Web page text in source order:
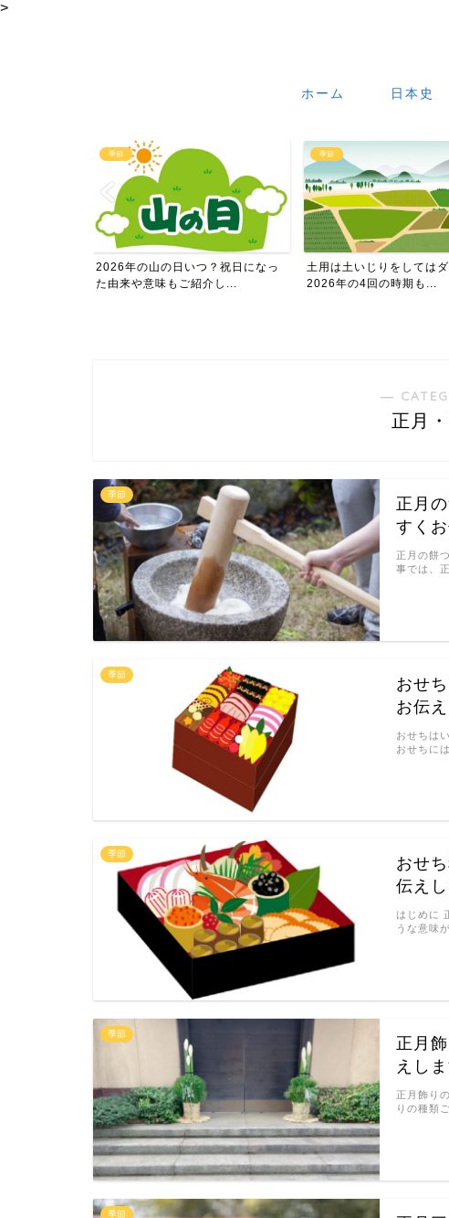
>
ホーム 日本史
山の日いつ？祝日になっ
意味もご紹介し...
土用は土いじりをしてはダメなの？
2026年の4回の時期も...
2026年のお
時期を月日
―
正月
季節
正月
すく
正月の餅
事では、
季節
おせ
お伝
おせちは
おせちに
季節
おせ
伝え
はじめに
うな意味
季節
正月
えしま
正月飾り
りの種類
季節